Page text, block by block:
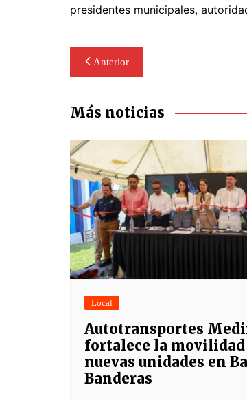
presidentes municipales,
Navegación
de
entradas
Anterior
Más noticias
Local
Autotransportes
fortalece la movilidad
nuevas unidades en
Banderas